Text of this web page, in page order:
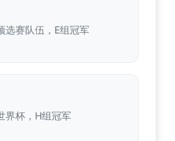
选赛队伍，E组冠军
界杯，H组冠军